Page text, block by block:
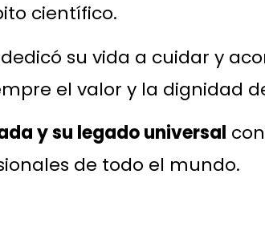
científico.
su vida a cuidar y
el valor y la dignidad
y su legado universal
de todo el mundo.